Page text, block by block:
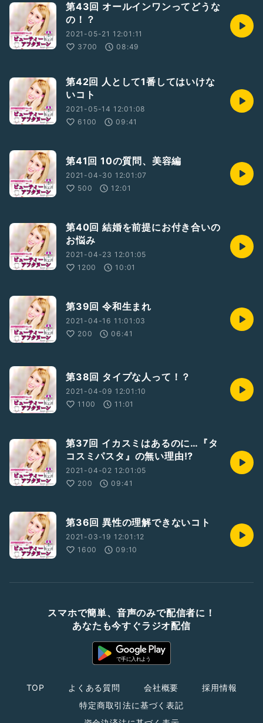
第43回 オールインワンってどうな
の！？
2021-05-21 12:01:11
3700
08:49
第42回 人として1番してはいけな
いコト
2021-05-14 12:01:08
6100
09:41
第41回 10の質問、美容編
2021-04-30 12:01:07
500
12:01
第40回 結婚を前提にお付き合いの
お悩み
2021-04-23 12:01:05
1200
10:01
第39回 令和生まれ
2021-04-16 11:01:03
200
06:41
第38回 タイプな人って！？
2021-04-09 12:01:10
1100
11:01
第37回 イカスミはあるのに…『タ
コスミパスタ』の無い理由⁉︎
2021-04-02 12:01:05
200
09:41
第36回 異性の理解できないコト
2021-03-19 12:01:12
1600
09:10
スマホで簡単、音声のみで配信者に！
あなたも今すぐラジオ配信
TOP よくある質問 会社概要
採用情報
特定商取引法に基づく表記